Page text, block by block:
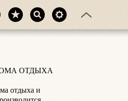
ОТДЫХА
отдыха и